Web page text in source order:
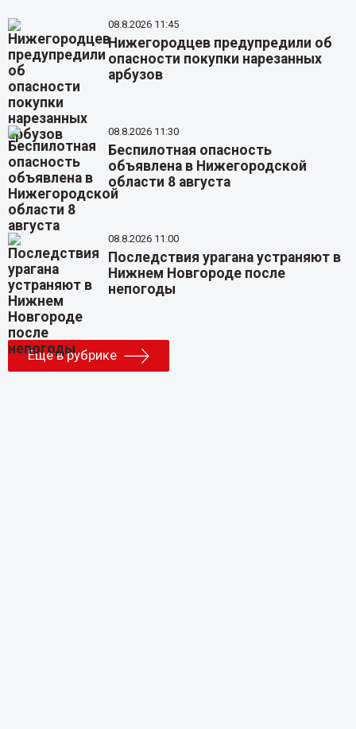
08.8.2026 11:45
Нижегородцев предупредили об
опасности покупки нарезанных
арбузов
08.8.2026 11:30
Беспилотная опасность
объявлена в Нижегородской
области 8 августа
08.8.2026 11:00
Последствия урагана устраняют в
Нижнем Новгороде после
непогоды
Еще в рубрике